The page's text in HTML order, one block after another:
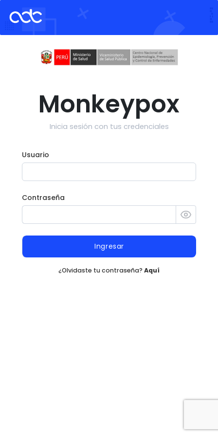
Monkeypox
Inicia sesión con tus credenciales
Usuario
Contraseña
Ingresar
¿Olvidaste tu contraseña? Aquí